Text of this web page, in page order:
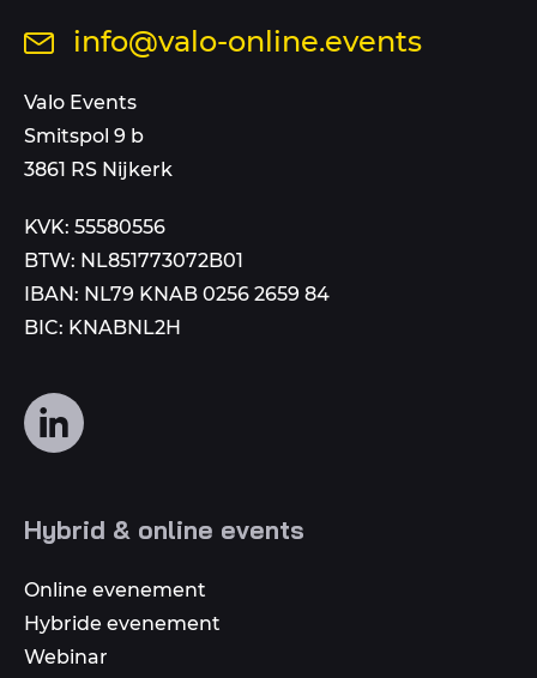
op
Stuur
mail
aan
info@valo-online.events
Valo Events
Smitspol 9 b
3861 RS Nijkerk
KVK: 55580556
BTW: NL851773072B01
IBAN: NL79 KNAB 0256 2659 84
BIC: KNABNL2H
Volg
ons
media
Hybrid & online events
Online evenement
Hybride evenement
Webinar